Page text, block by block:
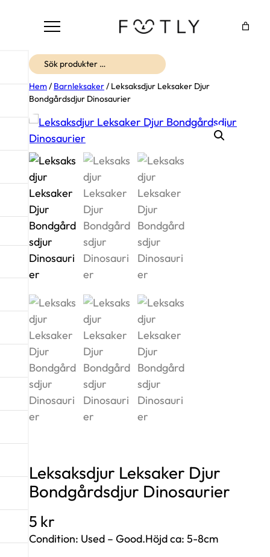
Sök
Hem / Barnleksaker / Leksaksdjur Leksaker Djur
Bondgårdsdjur Dinosaurier
Leksaksdjur Leksaker Djur
Bondgårdsdjur Dinosaurier
5 kr
Condition: Used – Good.Höjd ca: 5-8cm